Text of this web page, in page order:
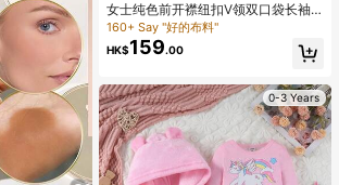
女士纯色前开襟纽扣V领双口袋长袖
针织开衫休闲款
160+ Say "好的布料"
HK$159.00
0-3 Years